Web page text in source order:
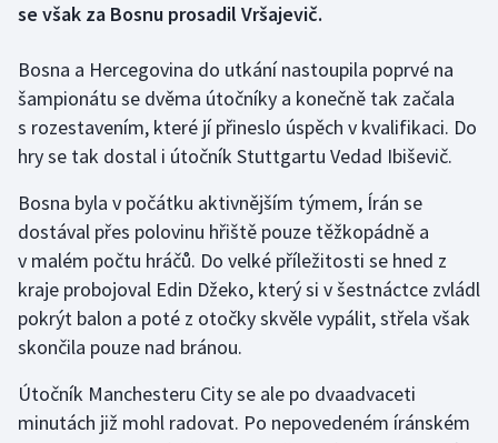
Futsal
Gymnastika
Házená
Jezdectví
Judo
Krasobruslení
se však za Bosnu prosadil Vršajevič.
Bosna a Hercegovina do utkání nastoupila poprvé na
šampionátu se dvěma útočníky a konečně tak začala
s rozestavením, které jí přineslo úspěch v kvalifikaci. Do
hry se tak dostal i útočník Stuttgartu Vedad Ibiševič.
Bosna byla v počátku aktivnějším týmem, Írán se
dostával přes polovinu hřiště pouze těžkopádně a
v malém počtu hráčů. Do velké příležitosti se hned z
kraje probojoval Edin Džeko, který si v šestnáctce zvládl
pokrýt balon a poté z otočky skvěle vypálit, střela však
skončila pouze nad bránou.
Útočník Manchesteru City se ale po dvaadvaceti
minutách již mohl radovat. Po nepovedeném íránském